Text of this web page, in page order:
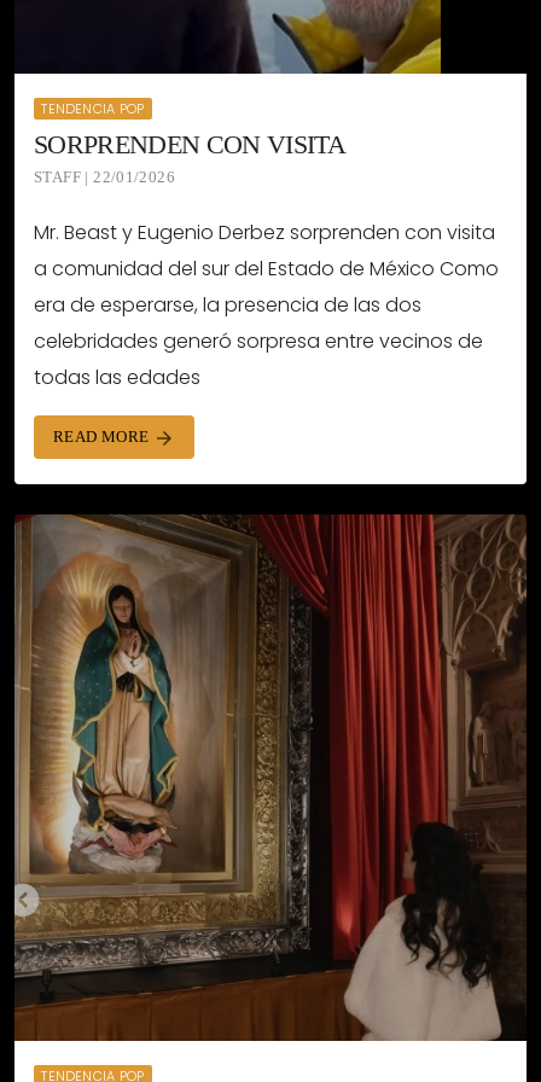
TENDENCIA POP
SORPRENDEN CON VISITA
STAFF | 22/01/2026
Mr. Beast y Eugenio Derbez sorprenden con visita
a comunidad del sur del Estado de México Como
era de esperarse, la presencia de las dos
celebridades generó sorpresa entre vecinos de
todas las edades
READ MORE arrow_forward
TENDENCIA POP